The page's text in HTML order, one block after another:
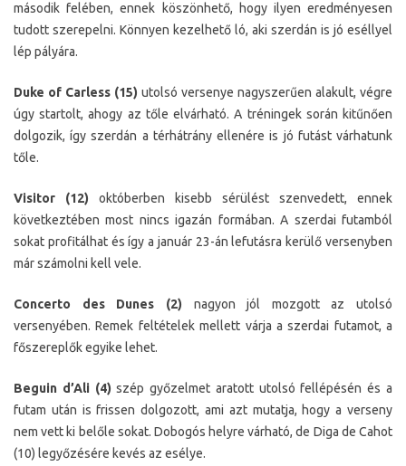
második felében, ennek köszönhető, hogy ilyen eredményesen
tudott szerepelni. Könnyen kezelhető ló, aki szerdán is jó eséllyel
lép pályára.
Duke of Carless (15) utolsó versenye nagyszerűen alakult, végre
úgy startolt, ahogy az tőle elvárható. A tréningek során kitűnően
dolgozik, így szerdán a térhátrány ellenére is jó futást várhatunk
tőle.
Visitor (12) októberben kisebb sérülést szenvedett, ennek
következtében most nincs igazán formában. A szerdai futamból
sokat profitálhat és így a január 23-án lefutásra kerülő versenyben
már számolni kell vele.
Concerto des Dunes (2) nagyon jól mozgott az utolsó
versenyében. Remek feltételek mellett várja a szerdai futamot, a
főszereplők egyike lehet.
Beguin d’Ali (4) szép győzelmet aratott utolsó fellépésén és a
futam után is frissen dolgozott, ami azt mutatja, hogy a verseny
nem vett ki belőle sokat. Dobogós helyre várható, de Diga de Cahot
(10) legyőzésére kevés az esélye.